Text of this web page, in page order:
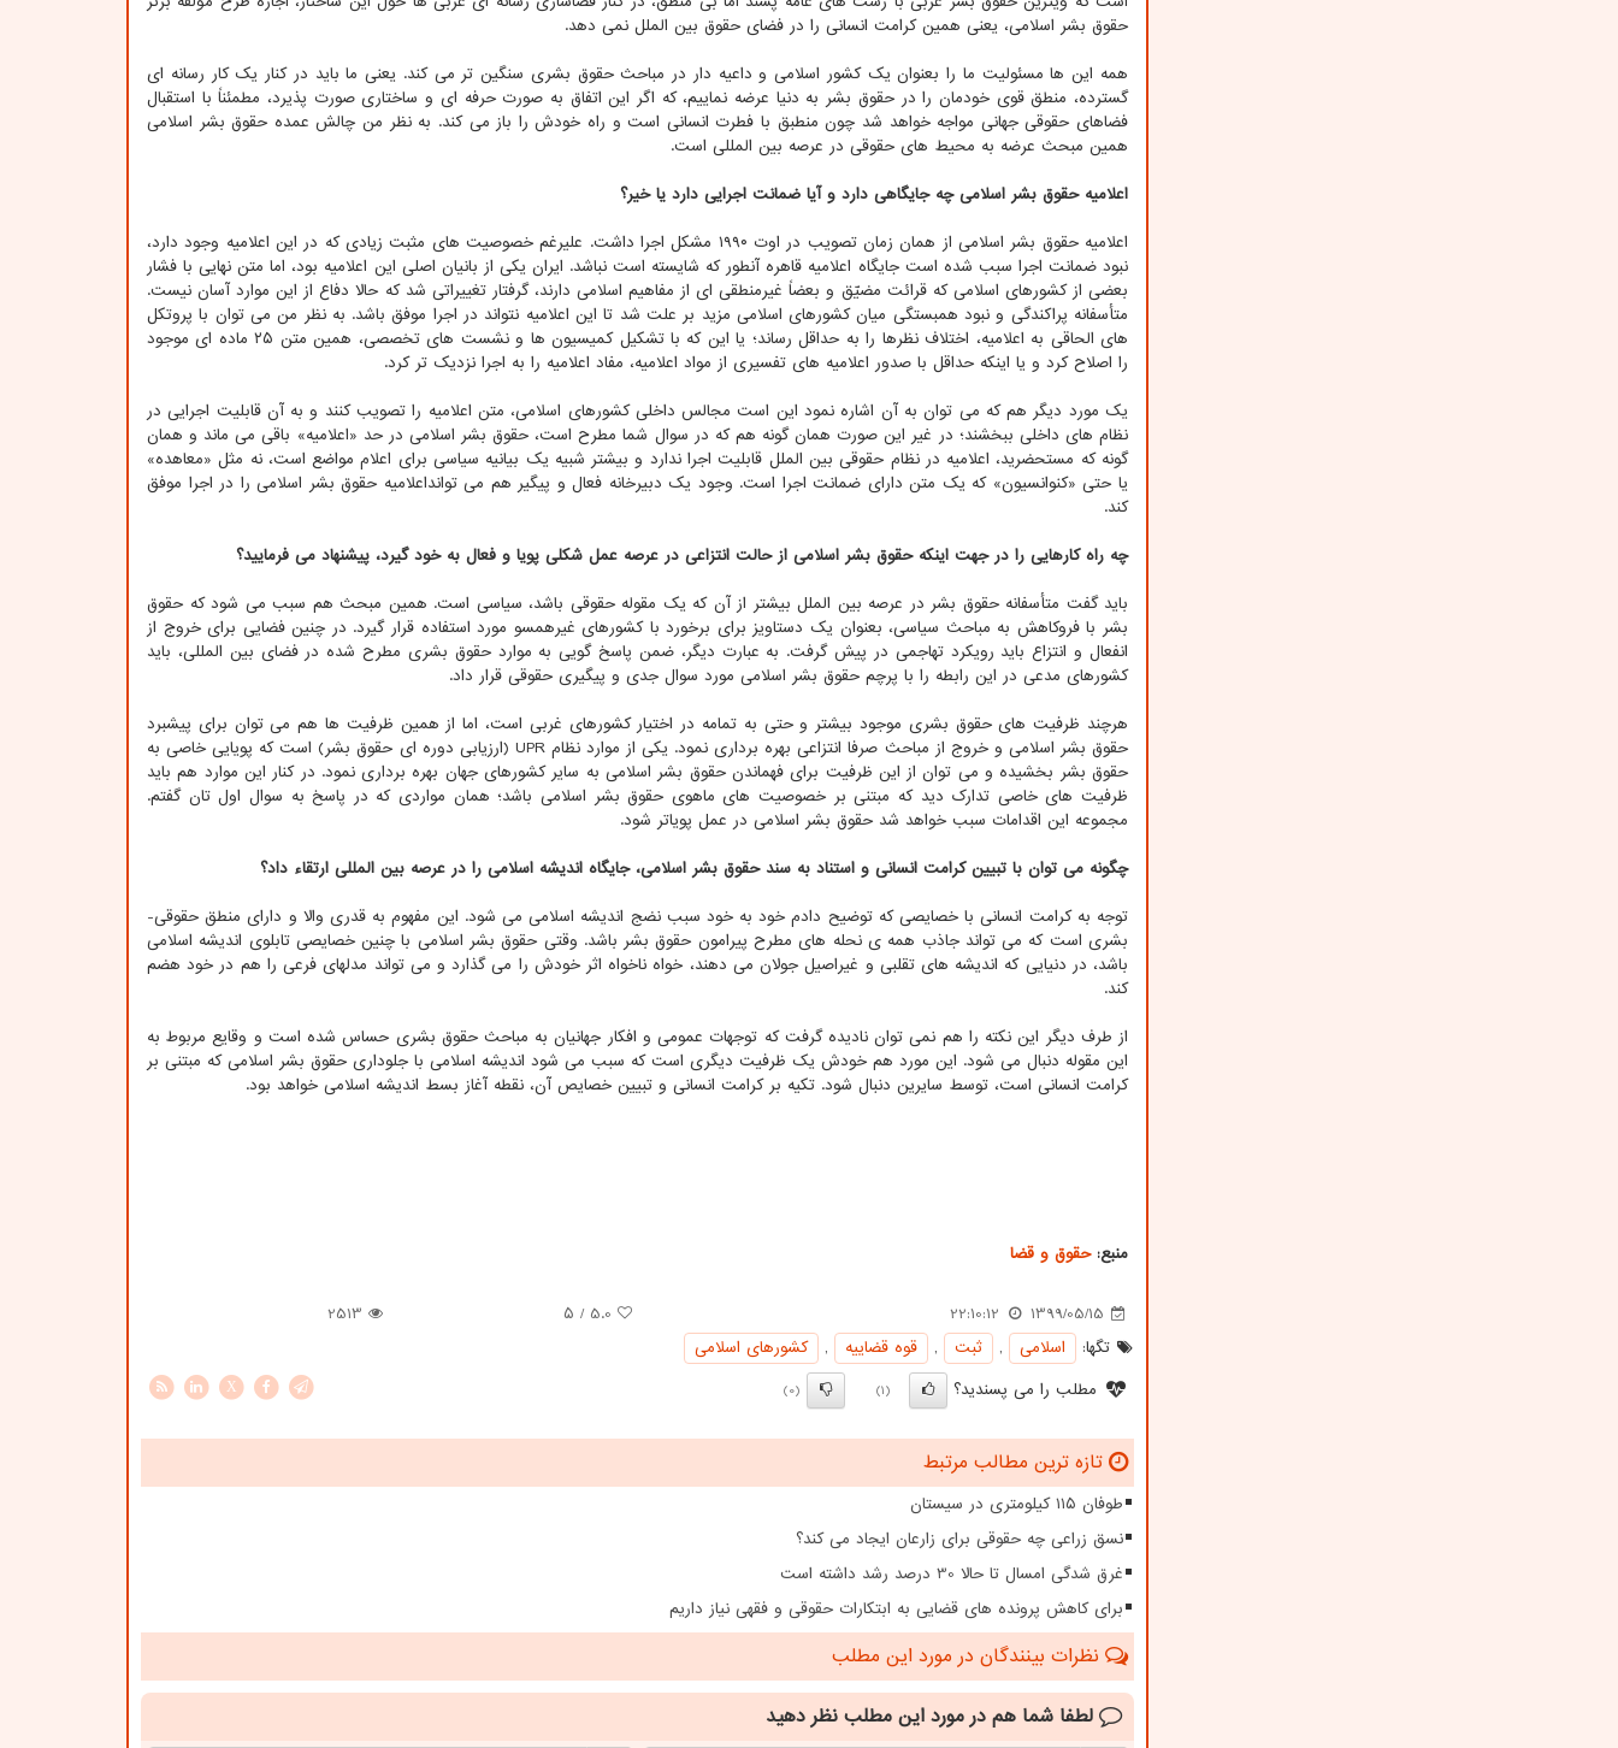
حقوق بشر اسلامی، یعنی همین کرامت انسانی را در فضای حقوق بین الملل نمی دهد.
همه این ها مسئولیت ما را بعنوان یک کشور اسلامی و داعیه دار در مباحث حقوق بشری سنگین تر می کند. یعنی ما باید در کنار یک کار رسانه ای
گسترده، منطق قوی خودمان را در حقوق بشر به دنیا عرضه نماییم، که اگر این اتفاق به صورت حرفه ای و ساختاری صورت پذیرد، مطمئناً با استقبال
فضاهای حقوقی جهانی مواجه خواهد شد چون منطبق با فطرت انسانی است و راه خودش را باز می کند. به نظر من چالش عمده حقوق بشر اسلامی
همین مبحث عرضه به محیط های حقوقی در عرصه بین المللی است.
اعلامیه حقوق بشر اسلامی چه جایگاهی دارد و آیا ضمانت اجرایی دارد یا خیر؟
اعلامیه حقوق بشر اسلامی از همان زمان تصویب در اوت ۱۹۹۰ مشکل اجرا داشت. علیرغم خصوصیت های مثبت زیادی که در این اعلامیه وجود دارد،
نبود ضمانت اجرا سبب شده است جایگاه اعلامیه قاهره آنطور که شایسته است نباشد. ایران یکی از بانیان اصلی این اعلامیه بود، اما متن نهایی با فشار
بعضی از کشورهای اسلامی که قرائت مضیّق و بعضاً غیرمنطقی ای از مفاهیم اسلامی دارند، گرفتار تغییراتی شد که حالا دفاع از این موارد آسان نیست.
متأسفانه پراکندگی و نبود همبستگی میان کشورهای اسلامی مزید بر علت شد تا این اعلامیه نتواند در اجرا موفق باشد. به نظر من می توان با پروتکل
های الحاقی به اعلامیه، اختلاف نظرها را به حداقل رساند؛ یا این که با تشکیل کمیسیون ها و نشست های تخصصی، همین متن ۲۵ ماده ای موجود
را اصلاح کرد و یا اینکه حداقل با صدور اعلامیه های تفسیری از مواد اعلامیه، مفاد اعلامیه را به اجرا نزدیک تر کرد.
یک مورد دیگر هم که می توان به آن اشاره نمود این است مجالس داخلی کشورهای اسلامی، متن اعلامیه را تصویب کنند و به آن قابلیت اجرایی در
نظام های داخلی ببخشند؛ در غیر این صورت همان گونه هم که در سوال شما مطرح است، حقوق بشر اسلامی در حد «اعلامیه» باقی می ماند و همان
گونه که مستحضرید، اعلامیه در نظام حقوقی بین الملل قابلیت اجرا ندارد و بیشتر شبیه یک بیانیه سیاسی برای اعلام مواضع است، نه مثل «معاهده»
یا حتی «کنوانسیون» که یک متن دارای ضمانت اجرا است. وجود یک دبیرخانه فعال و پیگیر هم می توانداعلامیه حقوق بشر اسلامی را در اجرا موفق
کند.
چه راه کارهایی را در جهت اینکه حقوق بشر اسلامی از حالت انتزاعی در عرصه عمل شکلی پویا و فعال به خود گیرد، پیشنهاد می فرمایید؟
باید گفت متأسفانه حقوق بشر در عرصه بین الملل بیشتر از آن که یک مقوله حقوقی باشد، سیاسی است. همین مبحث هم سبب می شود که حقوق
بشر با فروکاهش به مباحث سیاسی، بعنوان یک دستاویز برای برخورد با کشورهای غیرهمسو مورد استفاده قرار گیرد. در چنین فضایی برای خروج از
انفعال و انتزاع باید رویکرد تهاجمی در پیش گرفت. به عبارت دیگر، ضمن پاسخ گویی به موارد حقوق بشری مطرح شده در فضای بین المللی، باید
کشورهای مدعی در این رابطه را با پرچم حقوق بشر اسلامی مورد سوال جدی و پیگیری حقوقی قرار داد.
هرچند ظرفیت های حقوق بشری موجود بیشتر و حتی به تمامه در اختیار کشورهای غربی است، اما از همین ظرفیت ها هم می توان برای پیشبرد
حقوق بشر اسلامی و خروج از مباحث صرفا انتزاعی بهره برداری نمود. یکی از موارد نظام UPR (ارزیابی دوره ای حقوق بشر) است که پویایی خاصی به
حقوق بشر بخشیده و می توان از این ظرفیت برای فهماندن حقوق بشر اسلامی به سایر کشورهای جهان بهره برداری نمود. در کنار این موارد هم باید
ظرفیت های خاصی تدارک دید که مبتنی بر خصوصیت های ماهوی حقوق بشر اسلامی باشد؛ همان مواردی که در پاسخ به سوال اول تان گفتم.
مجموعه این اقدامات سبب خواهد شد حقوق بشر اسلامی در عمل پویاتر شود.
چگونه می توان با تبیین کرامت انسانی و استناد به سند حقوق بشر اسلامی، جایگاه اندیشه اسلامی را در عرصه بین المللی ارتقاء داد؟
توجه به کرامت انسانی با خصایصی که توضیح دادم خود به خود سبب نضج اندیشه اسلامی می شود. این مفهوم به قدری والا و دارای منطق حقوقی-
بشری است که می تواند جاذب همه ی نحله های مطرح پیرامون حقوق بشر باشد. وقتی حقوق بشر اسلامی با چنین خصایصی تابلوی اندیشه اسلامی
باشد، در دنیایی که اندیشه های تقلبی و غیراصیل جولان می دهند، خواه ناخواه اثر خودش را می گذارد و می تواند مدلهای فرعی را هم در خود هضم
کند.
از طرف دیگر این نکته را هم نمی توان نادیده گرفت که توجهات عمومی و افکار جهانیان به مباحث حقوق بشری حساس شده است و وقایع مربوط به
این مقوله دنبال می شود. این مورد هم خودش یک ظرفیت دیگری است که سبب می شود اندیشه اسلامی با جلوداری حقوق بشر اسلامی که مبتنی بر
کرامت انسانی است، توسط سایرین دنبال شود. تکیه بر کرامت انسانی و تبیین خصایص آن، نقطه آغاز بسط اندیشه اسلامی خواهد بود.
منبع:حقوق و قضا
1399/05/15
22:10:12
5.0 / ۵
2513
تگها:
اسلامی , ثبت , قوه قضاییه ,
كشورهای اسلامی
مطلب را می پسندید؟
(1)
(0)
X
تازه ترین مطالب مرتبط
طوفان ۱۱۵ کیلومتری در سیستان
نسق زراعی چه حقوقی برای زارعان ایجاد می کند؟
غرق شدگی امسال تا حالا 30 درصد رشد داشته است
برای کاهش پرونده های قضایی به ابتکارات حقوقی و فقهی نیاز داریم
نظرات بینندگان در مورد این مطلب
لطفا شما هم در مورد این مطلب نظر دهید